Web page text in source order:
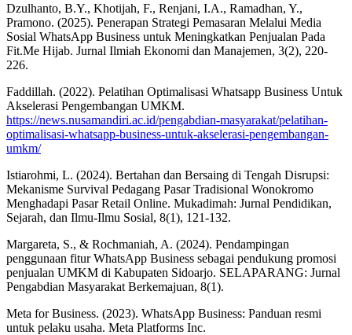
Dzulhanto, B.Y., Khotijah, F., Renjani, I.A., Ramadhan, Y.,
Pramono. (2025). Penerapan Strategi Pemasaran Melalui Media
Sosial WhatsApp Business untuk Meningkatkan Penjualan Pada
Fit.Me Hijab. Jurnal Ilmiah Ekonomi dan Manajemen, 3(2), 220-
226.
Faddillah. (2022). Pelatihan Optimalisasi Whatsapp Business Untuk
Akselerasi Pengembangan UMKM.
https://news.nusamandiri.ac.id/pengabdian-masyarakat/pelatihan-
optimalisasi-whatsapp-business-untuk-akselerasi-pengembangan-
umkm/
Istiarohmi, L. (2024). Bertahan dan Bersaing di Tengah Disrupsi:
Mekanisme Survival Pedagang Pasar Tradisional Wonokromo
Menghadapi Pasar Retail Online. Mukadimah: Jurnal Pendidikan,
Sejarah, dan Ilmu-Ilmu Sosial, 8(1), 121-132.
Margareta, S., & Rochmaniah, A. (2024). Pendampingan
penggunaan fitur WhatsApp Business sebagai pendukung promosi
penjualan UMKM di Kabupaten Sidoarjo. SELAPARANG: Jurnal
Pengabdian Masyarakat Berkemajuan, 8(1).
Meta for Business. (2023). WhatsApp Business: Panduan resmi
untuk pelaku usaha. Meta Platforms Inc.